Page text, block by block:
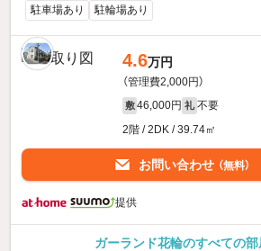
駐車場あり 駐輪場あり
4.6万円
（管理費2,000円）
敷 46,000円 礼 不要
2階 / 2DK / 39.74㎡
お問い合わせ （無料）
提供
ガーランド花輪のすべての